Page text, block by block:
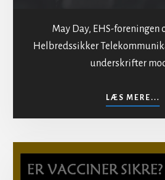
May Day, EHS-foreningen
Helbredssikker
underskrifter
LÆS MERE...